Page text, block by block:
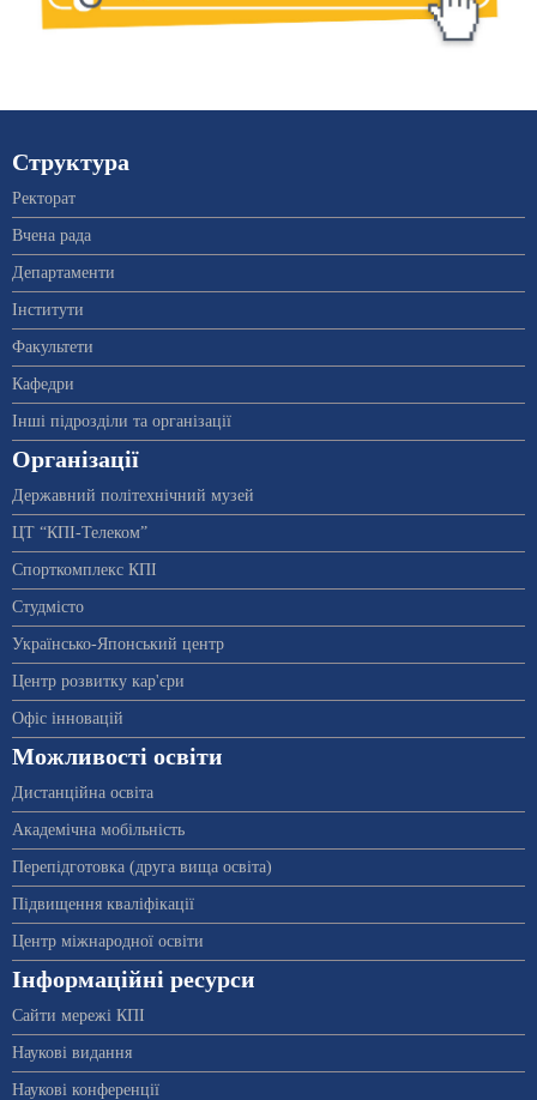
Структура
Ректорат
Вчена рада
Департаменти
Інститути
Факультети
Кафедри
Інші підрозділи та організації
Організації
Державний політехнічний музей
ЦТ “КПІ-Телеком”
Спорткомплекс КПІ
Студмісто
Українсько-Японський центр
Центр розвитку кар'єри
Офіс інновацій
Можливості освіти
Дистанційна освіта
Академічна мобільність
Перепідготовка (друга вища освіта)
Підвищення кваліфікації
Центр міжнародної освіти
Інформаційні ресурси
Сайти мережі КПІ
Наукові видання
Наукові конференції